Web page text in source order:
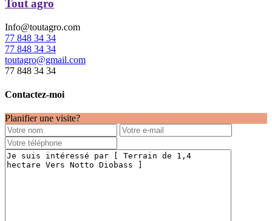
Tout agro
Info@toutagro.com
77 848 34 34
77 848 34 34
toutagro@gmail.com
77 848 34 34
Contactez-moi
Planifier une visite?